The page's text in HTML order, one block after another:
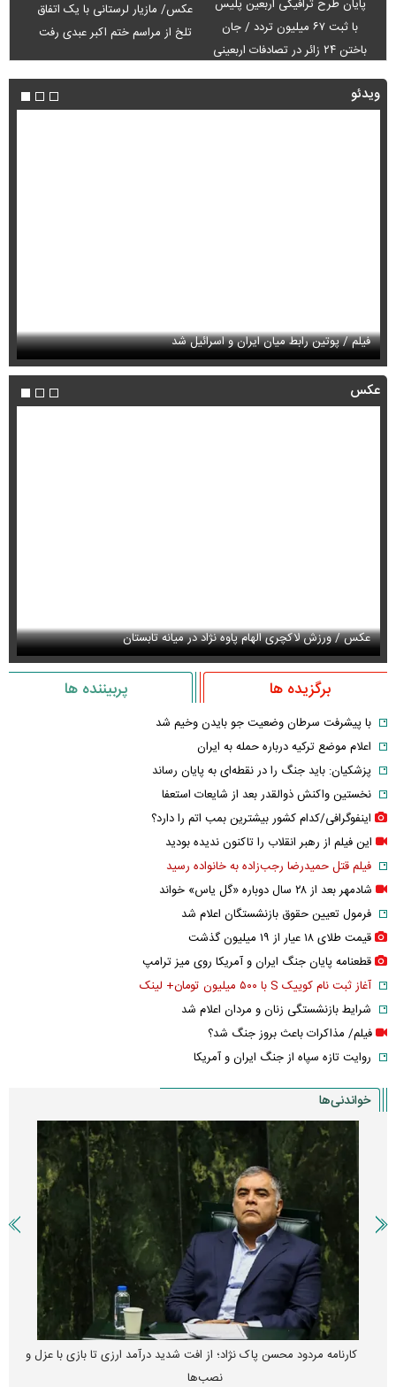
پایان طرح ترافیکی اربعین پلیس
با ثبت ۶۷ میلیون تردد / جان
باختن ۲۴ زائر در تصادفات اربعینی
عکس/ مازیار لرستانی با یک اتفاق
تلخ از مراسم ختم اکبر عبدی رفت
ویدئو
فیلم / پوتین رابط میان ایران و اسرائیل شد
عکس
عکس / ورزش لاکچری الهام پاوه نژاد در میانه تابستان
برگزیده ها پربیننده ها
با پیشرفت سرطان وضعیت جو بایدن وخیم شد
اعلام موضع ترکیه درباره حمله به ایران
پزشکیان: باید جنگ را در نقطه‌ای به پایان رساند
نخستین واکنش ذوالقدر بعد از شایعات استعفا
اینفوگرافی/کدام کشور بیشترین بمب اتم را دارد؟
این فیلم از رهبر انقلاب را تاکنون ندیده بودید
فیلم قتل حمیدرضا رجب‌زاده به خانواده رسید
شادمهر بعد از ۲۸ سال دوباره «گل یاس» خواند
فرمول تعیین حقوق بازنشستگان اعلام شد
قیمت طلای ۱۸ عیار از ۱۹ میلیون گذشت
قطعنامه پایان جنگ ایران و آمریکا روی میز ترامپ
آغاز ثبت نام کوییک S با ۵۰۰ میلیون تومان+ لینک
شرایط بازنشستگی زنان و مردان اعلام شد
فیلم/ مذاکرات باعث بروز جنگ شد؟
روایت تازه سپاه از جنگ ایران و آمریکا
خواندنی‌ها
کارنامه مردود محسن پاک‌ نژاد؛ از افت شدید درآمد ارزی تا بازی با عزل و
نصب‌ها